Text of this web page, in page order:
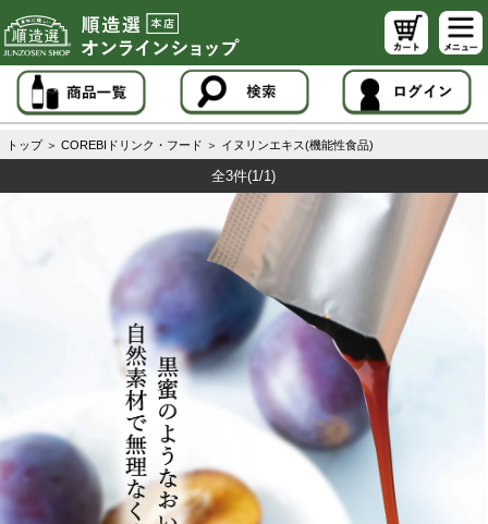
トップ ＞ COREBIドリンク・フード ＞ イヌリンエキス(機能性食品)
全3件(1/1)